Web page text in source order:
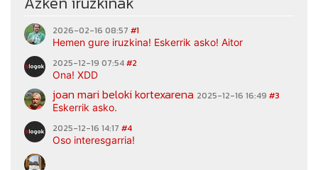
2026-02-16 08:57 #1
Hemen gure iruzkina! Eskerrik asko! Aitor
2025-12-19 07:54#2
Ona! XDD
joan mari beloki kortexarena 2025-12-16 16:49 #3
Eskerrik asko.
2025-12-16 14:17 #4
Oso interesgarria!